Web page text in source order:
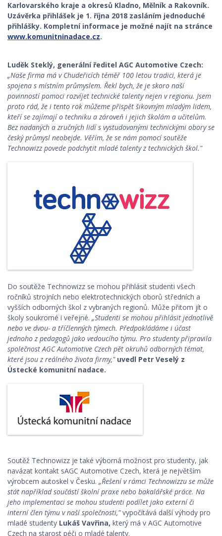
Karlovarského kraje a okresů Kladno, Mělník a Rakovník.
Uzávěrka přihlášek je 1. října 2018 zasláním jednoduché
přihlášky. Kompletní informace je možné najít na stránce
www.komunitninadace.cz.
Luděk Steklý, generální ředitel AGC Automotive Czech:
„Naše firma má v Chudeřicích téměř 100 letou tradici, která je
spojena s místním průmyslem. Řekl bych, že je skoro naší
povinností pomoci rozvíjet technické talenty nejen v regionu. Jsem
proto rád, že i tento rok můžeme přispět šikovným mladým lidem,
kteří se zajímají o techniku a zároveň i jejich školám a učitelům.
Bez nadaných a zručných lidí s vystudovanými technickými obory se
český průmysl neobejde. Věřím, že se nám pomocí soutěže
Technowizz povede podchytit mladé talenty z technických škol."
Do soutěže Technowizz se mohou přihlásit studenti všech
ročníků strojních nebo elektrotechnických oborů středních a
vyšších odborných škol z vybraných regionů. Může přitom jít o
školy soukromé i veřejné. „Studenti se mohou přihlásit jednotlivě
nebo ve dvou- a tříčlenných týmech. Předpokládáme i účast
jednoho z pedagogů jako vedoucího týmu. Pro studenty připravila
společnost AGC Automotive Czech pět okruhů odborných témat,
které jsou z reálného života firmy," uvedl Petr Veselý z
Ústecké komunitní nadace.
Soutěž Technowizz je také výborná možnost pro studenty, jak
navázat kontakt sAGC Automotive Czech, která je největším
výrobcem autoskel v Česku. „Řešení v rámci Technowizzu se může
stát například součástí školní praxe nebo bakalářské práce. Na
jeho implementaci se mohou studenti podílet jako externí či
interní člen týmu v naší společnosti,"vypočítává další výhody pro
mladé studenty Lukáš Vavřina, který má v AGC Automotive
Czech na starost péči o mladé talenty.